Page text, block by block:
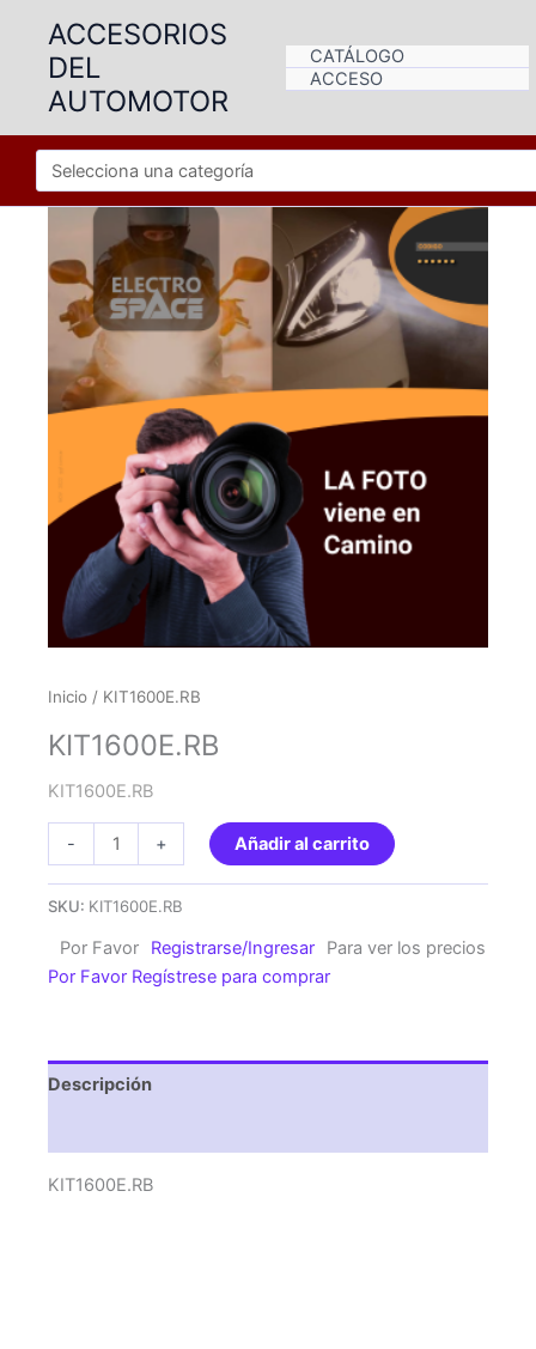
contenido
ACCESORIOS
DEL
AUTOMOTOR
CATÁLOGO
ACCESO
Inicio / KIT1600E.RB
KIT1600E.RB
KIT1600E.RB
-
KIT1600E.RB
cantidad
+ Añadir al carrito
SKU: KIT1600E.RB
Por Favor Registrarse/Ingresar
Para ver los precios
Por Favor Regístrese para comprar
Descripción
KIT1600E.RB